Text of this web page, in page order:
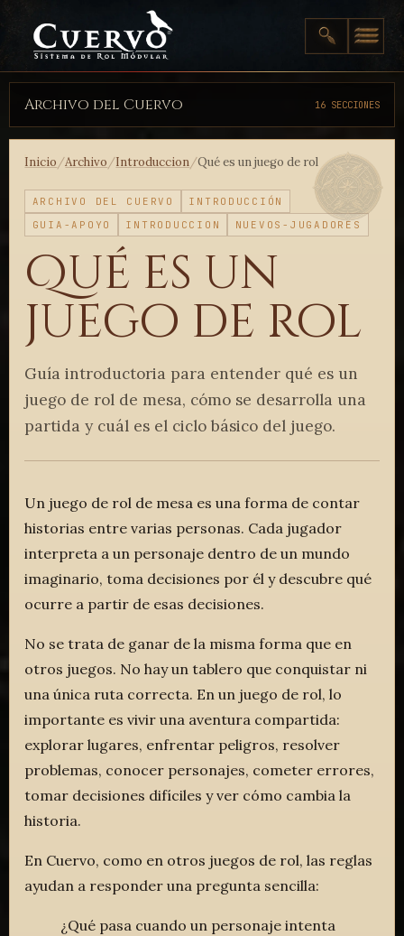
Archivo del Cuervo 16 SECCIONES
Inicio/Archivo/Introduccion/Qué es un juego de rol
ARCHIVO DEL CUERVO
INTRODUCCIÓN
GUIA-APOYO
INTRODUCCION NUEVOS-JUGADORES
Qué es un
juego de rol
Guía introductoria para entender qué es un
juego de rol de mesa, cómo se desarrolla una
partida y cuál es el ciclo básico del juego.
Un juego de rol de mesa es una forma de contar
historias entre varias personas. Cada jugador
interpreta a un personaje dentro de un mundo
imaginario, toma decisiones por él y descubre qué
ocurre a partir de esas decisiones.
No se trata de ganar de la misma forma que en
otros juegos. No hay un tablero que conquistar ni
una única ruta correcta. En un juego de rol, lo
importante es vivir una aventura compartida:
explorar lugares, enfrentar peligros, resolver
problemas, conocer personajes, cometer errores,
tomar decisiones difíciles y ver cómo cambia la
historia.
En Cuervo, como en otros juegos de rol, las reglas
ayudan a responder una pregunta sencilla:
¿Qué pasa cuando un personaje intenta